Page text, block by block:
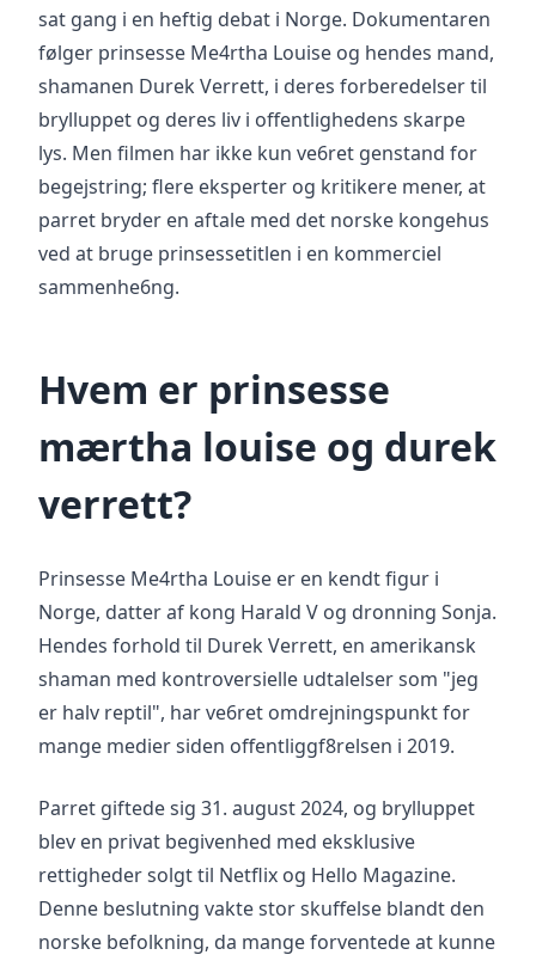
sat gang i en heftig debat i Norge. Dokumentaren
følger prinsesse Me4rtha Louise og hendes mand,
shamanen Durek Verrett, i deres forberedelser til
brylluppet og deres liv i offentlighedens skarpe
lys. Men filmen har ikke kun ve6ret genstand for
begejstring; flere eksperter og kritikere mener, at
parret bryder en aftale med det norske kongehus
ved at bruge prinsessetitlen i en kommerciel
sammenhe6ng.
Hvem er prinsesse
mærtha louise og durek
verrett?
Prinsesse Me4rtha Louise er en kendt figur i
Norge, datter af kong Harald V og dronning Sonja.
Hendes forhold til Durek Verrett, en amerikansk
shaman med kontroversielle udtalelser som "jeg
er halv reptil", har ve6ret omdrejningspunkt for
mange medier siden offentliggf8relsen i 2019.
Parret giftede sig 31. august 2024, og brylluppet
blev en privat begivenhed med eksklusive
rettigheder solgt til Netflix og Hello Magazine.
Denne beslutning vakte stor skuffelse blandt den
norske befolkning, da mange forventede at kunne